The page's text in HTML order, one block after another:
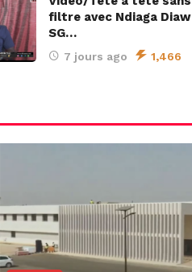
filtre avec Ndiaga Diaw
SG…
7 jours ago 1,466